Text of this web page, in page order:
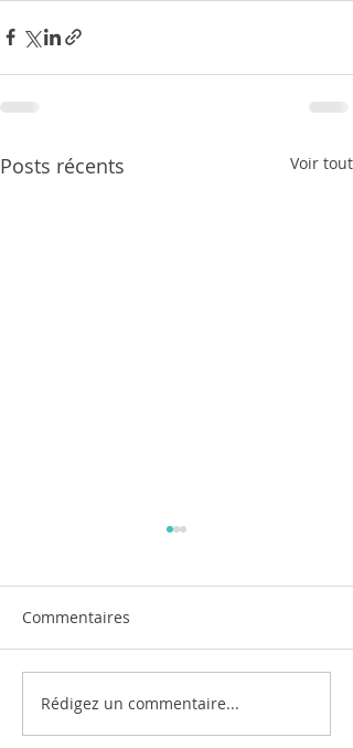
Posts récents Voir tout
Le corps en grand !
Commentaires
Rédigez un commentaire...